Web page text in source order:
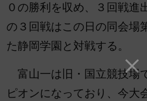
０の勝利を収め、３回戦進
の３回戦はこの日の同会場
た静岡学園と対戦する。
富山一は旧・国立競技場
ピオンになっており、今大